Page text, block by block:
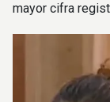
mayor cifra